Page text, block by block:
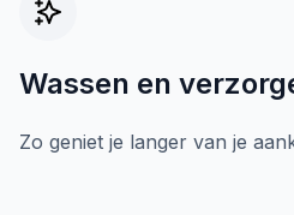
Wassen en
Zo geniet je langer van je